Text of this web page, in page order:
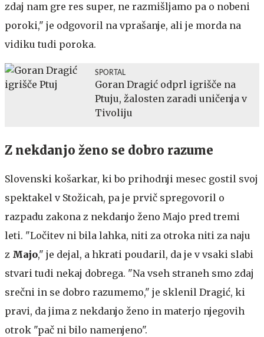
zdaj nam gre res super, ne razmišljamo pa o nobeni
poroki," je odgovoril na vprašanje, ali je morda na
vidiku tudi poroka.
SPORTAL
Goran Dragić odprl igrišče na
Ptuju, žalosten zaradi uničenja v
Tivoliju
Z nekdanjo ženo se dobro razume
Slovenski košarkar, ki bo prihodnji mesec gostil svoj
spektakel v Stožicah, pa je prvič spregovoril o
razpadu zakona z nekdanjo ženo Majo pred tremi
leti. "Ločitev ni bila lahka, niti za otroka niti za naju
z Majo," je dejal, a hkrati poudaril, da je v vsaki slabi
stvari tudi nekaj dobrega. "Na vseh straneh smo zdaj
srečni in se dobro razumemo," je sklenil Dragić, ki
pravi, da jima z nekdanjo ženo in materjo njegovih
otrok "pač ni bilo namenjeno".